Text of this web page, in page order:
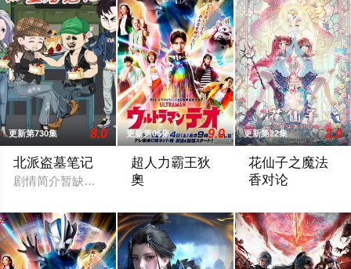
更新第730集 8.0
北派盗墓笔记
剧情简介暂缺，敬请期待。
更新第06集 9.0
超人力霸王狄
奧
更新第22集 2.0
花仙子之魔法
香对论